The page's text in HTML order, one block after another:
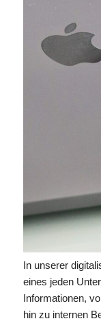
In unserer
eines jeden
Informationen,
hin zu internen